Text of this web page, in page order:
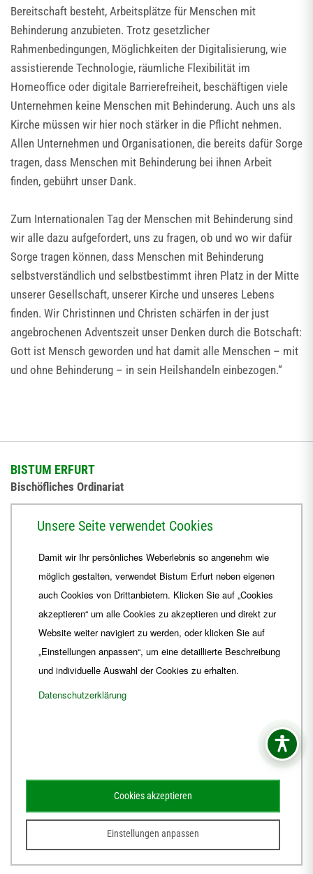
Bereitschaft besteht, Arbeitsplätze für Menschen mit
Behinderung anzubieten. Trotz gesetzlicher
Rahmenbedingungen, Möglichkeiten der Digitalisierung, wie
assistierende Technologie, räumliche Flexibilität im
Homeoffice oder digitale Barrierefreiheit, beschäftigen viele
Unternehmen keine Menschen mit Behinderung. Auch uns als
Kirche müssen wir hier noch stärker in die Pflicht nehmen.
Allen Unternehmen und Organisationen, die bereits dafür Sorge
tragen, dass Menschen mit Behinderung bei ihnen Arbeit
finden, gebührt unser Dank.
Zum Internationalen Tag der Menschen mit Behinderung sind
wir alle dazu aufgefordert, uns zu fragen, ob und wo wir dafür
Sorge tragen können, dass Menschen mit Behinderung
selbstverständlich und selbstbestimmt ihren Platz in der Mitte
unserer Gesellschaft, unserer Kirche und unseres Lebens
finden. Wir Christinnen und Christen schärfen in der just
angebrochenen Adventszeit unser Denken durch die Botschaft:
Gott ist Mensch geworden und hat damit alle Menschen – mit
und ohne Behinderung – in sein Heilshandeln einbezogen.“
BISTUM ERFURT
Bischöfliches Ordinariat
+49 361 6572-444
E-Mail ordinariat@Bistum-Erfurt.de
Schematismus Amtsblatt
© 2026Webdesign für Jena von der DATA HORIZON Digitalagentur
Unsere Seite verwendet Cookies
Damit wir Ihr persönliches Weberlebnis so angenehm wie
möglich gestalten, verwendet Bistum Erfurt neben eigenen
auch Cookies von Drittanbietern. Klicken Sie auf „Cookies
akzeptieren“ um alle Cookies zu akzeptieren und direkt zur
Website weiter navigiert zu werden, oder klicken Sie auf
„Einstellungen anpassen“, um eine detaillierte Beschreibung
und individuelle Auswahl der Cookies zu erhalten.
Datenschutzerklärung
Einstellungen anpassen
Cookies akzeptieren